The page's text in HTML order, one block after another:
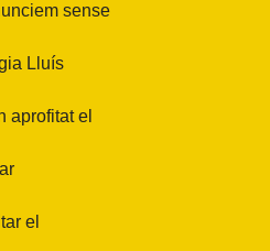
sense
Lluís
aprofitat el
el